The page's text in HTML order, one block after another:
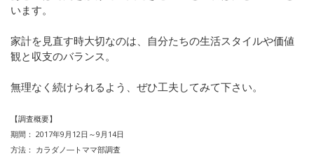
います。
家計を見直す時大切なのは、自分たちの生活スタイルや価値
観と収支のバランス。
無理なく続けられるよう、ぜひ工夫してみて下さい。
【調査概要】
期間： 2017年9 月 12日～9 月 14日
方法：
カラダノ―トママ部調査